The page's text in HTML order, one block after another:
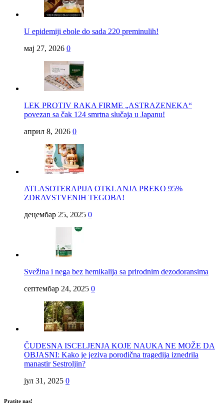
U epidemiji ebole do sada 220 preminulih!
мај 27, 2026 0
LEK PROTIV RAKA FIRME „ASTRAZENEKA“
povezan sa čak 124 smrtna slučaja u Japanu!
април 8, 2026 0
ATLASOTERAPIJA OTKLANJA PREKO 95%
ZDRAVSTVENIH TEGOBA!
децембар 25, 2025 0
Svežina i nega bez hemikalija sa prirodnim dezodoransima
септембар 24, 2025 0
ČUDESNA ISCELJENJA KOJE NAUKA NE MOŽE DA
OBJASNI: Kako je jeziva porodična tragedija iznedrila
manastir Sestroljin?
јул 31, 2025 0
Pratite nas!